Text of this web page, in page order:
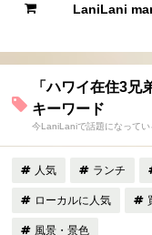
LaniLani
「ハワイ在住3
キーワード
今LaniLaniで話題になってい
人気 ランチ
ローカルに人気
風景・景色